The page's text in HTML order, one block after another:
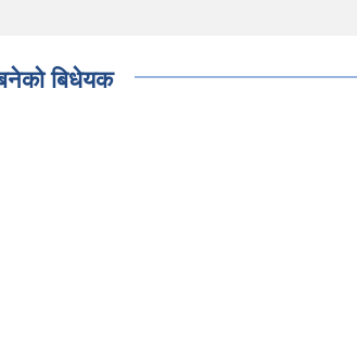
बिधेयक